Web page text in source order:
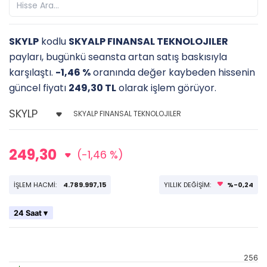
SKYLP kodlu SKYALP FINANSAL TEKNOLOJILER
payları, bugünkü seansta artan satış baskısıyla
karşılaştı. -1,46 %oranında değer kaybeden hissenin
güncel fiyatı 249,30 TLolarak işlem görüyor.
SKYALP FINANSAL TEKNOLOJILER
249,30 (-1,46 %)
İŞLEM HACMİ: 4.789.997,15 YILLIK DEĞİŞİM: %-0,24
24 Saat ▾
256